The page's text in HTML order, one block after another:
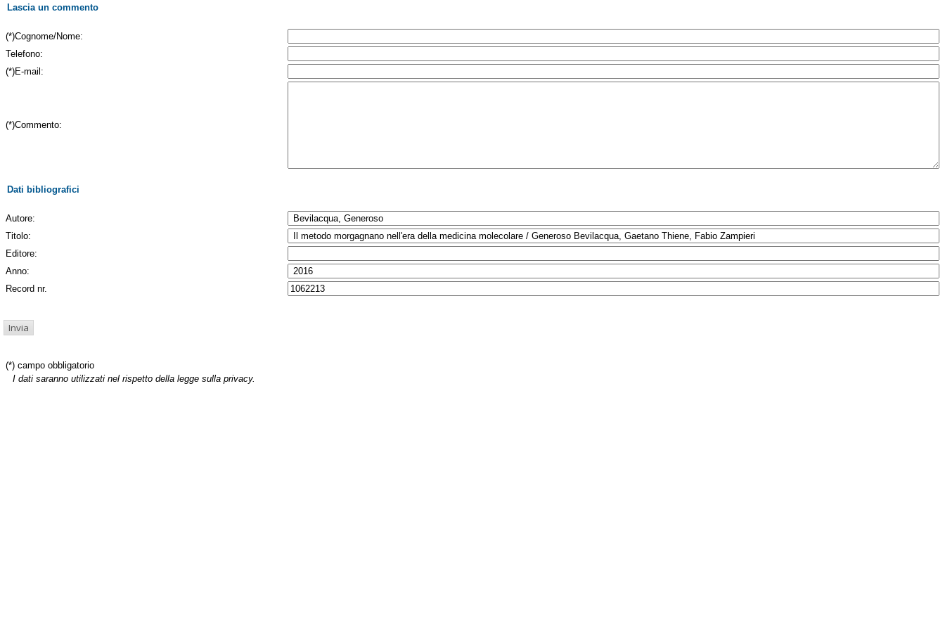
Lascia un commento
(*)Cognome/Nome:
Telefono:
(*)E-mail:
(*)Commento:
Dati bibliografici
Autore:
Titolo:
Editore:
Anno:
Record nr.
(*) campo obbligatorio
I dati saranno utilizzati nel rispetto della legge sulla privacy.